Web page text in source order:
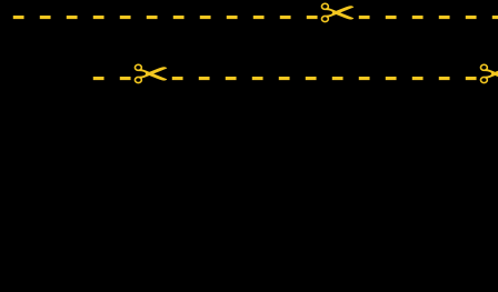
- - - - - - - - - - - -✂- - - -
- -✂- - - - - - - - - - - -